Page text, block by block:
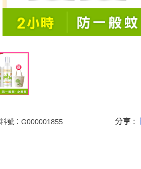
號： G000001855 分享 :